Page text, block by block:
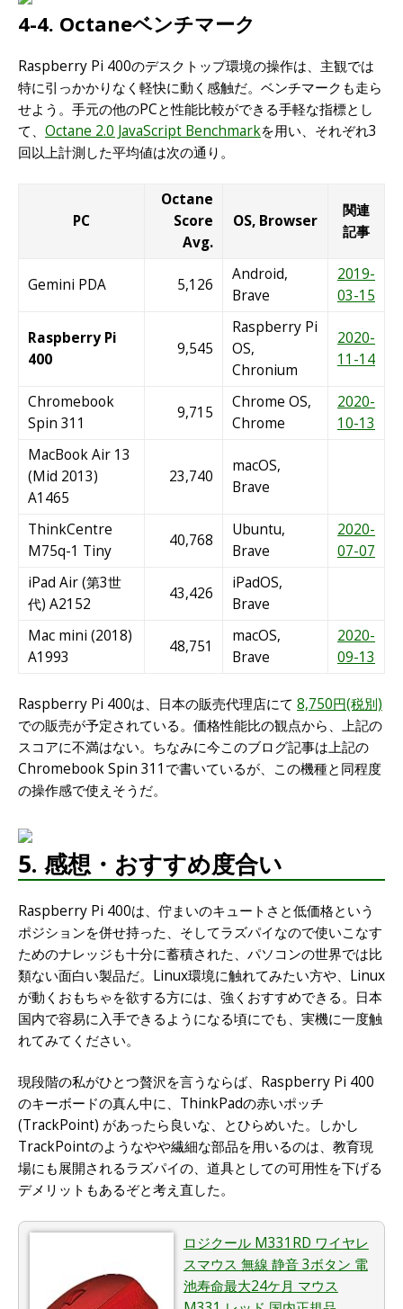
4-4. Octaneベンチマーク
Raspberry Pi 400のデスクトップ環境の操作は、主観では
特に引っかかりなく軽快に動く感触だ。ベンチマークも走ら
せよう。手元の他のPCと性能比較ができる手軽な指標とし
て、 Octane 2.0 JavaScript Benchmarkを用い、それぞれ3
回以上計測した平均値は次の通り。
PC
Octane
Score
Avg.
OS, Browser
関連
記事
Gemini PDA 5,126
Android,
Brave
2019-
03-15
Raspberry Pi
400
9,545
Raspberry Pi
OS,
Chronium
2020-
11-14
Chromebook
Spin 311
9,715
Chrome OS,
Chrome
2020-
10-13
MacBook Air 13
(Mid 2013)
A1465
23,740
macOS,
Brave
ThinkCentre
M75q-1 Tiny
40,768
Ubuntu,
Brave
2020-
07-07
iPad Air (第3世
代) A2152
43,426
iPadOS,
Brave
Mac mini (2018)
A1993
48,751
macOS,
Brave
2020-
09-13
Raspberry Pi 400は、日本の販売代理店にて 8,750円(税別)
での販売が予定されている。価格性能比の観点から、上記の
スコアに不満はない。ちなみに今このブログ記事は上記の
Chromebook Spin 311で書いているが、この機種と同程度
の操作感で使えそうだ。
5. 感想・おすすめ度合い
Raspberry Pi 400は、佇まいのキュートさと低価格という
ポジションを併せ持った、そしてラズパイなので使いこなす
ためのナレッジも十分に蓄積された、パソコンの世界では比
類ない面白い製品だ。Linux環境に触れてみたい方や、Linux
が動くおもちゃを欲する方には、強くおすすめできる。日本
国内で容易に入手できるようになる頃にでも、実機に一度触
れてみてください。
現段階の私がひとつ贅沢を言うならば、Raspberry Pi 400
のキーボードの真ん中に、ThinkPadの赤いポッチ
(TrackPoint) があったら良いな、とひらめいた。しかし
TrackPointのようなやや繊細な部品を用いるのは、教育現
場にも展開されるラズパイの、道具としての可用性を下げる
デメリットもあるぞと考え直した。
ロジクール M331RD ワイヤレ
スマウス 無線 静音 3ボタン 電
池寿命最大24ケ月 マウス